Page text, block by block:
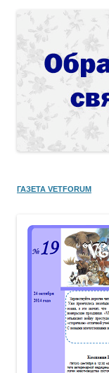
ГАЗЕТА VETFORUM